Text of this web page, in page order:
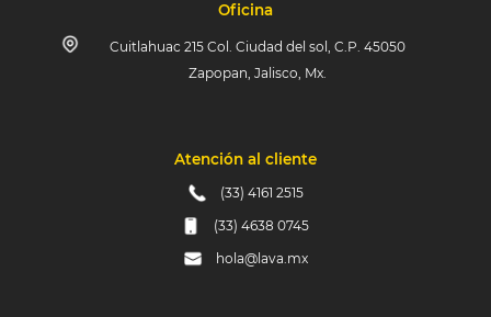
Oficina
Cuitlahuac 215 Col. Ciudad del sol, C.P. 45050
Zapopan, Jalisco, Mx.
Atención al cliente
(33) 4161 2515
(33) 4638 0745
hola@lava.mx